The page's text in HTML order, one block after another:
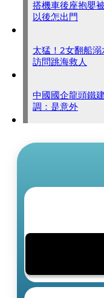
搭機車後座抱嬰
以後怎出門
太猛！2女翻船
訪問跳海救人
中國國企龍頭鐵
調：是意外